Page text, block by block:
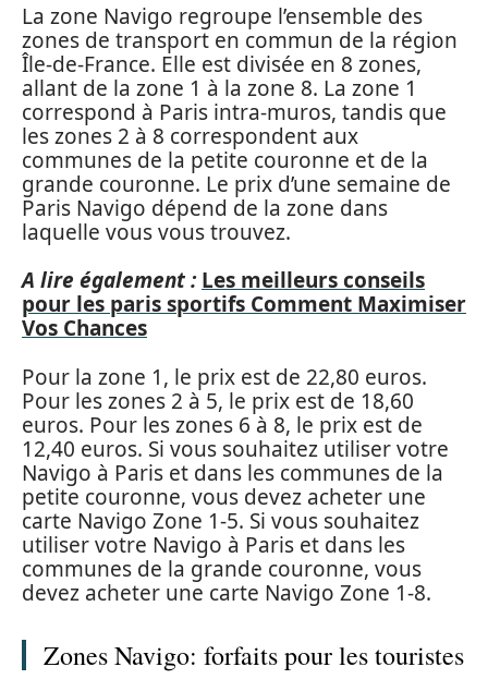
La zone Navigo regroupe l’ensemble des
zones de transport en commun de la région
Île-de-France. Elle est divisée en 8 zones,
allant de la zone 1 à la zone 8. La zone 1
correspond à Paris intra-muros, tandis que
les zones 2 à 8 correspondent aux
communes de la petite couronne et de la
grande couronne. Le prix d’une semaine de
Paris Navigo dépend de la zone dans
laquelle vous vous trouvez.
A lire également : Les meilleurs conseils
pour les paris sportifs Comment Maximiser
Vos Chances
Pour la zone 1, le prix est de 22,80 euros.
Pour les zones 2 à 5, le prix est de 18,60
euros. Pour les zones 6 à 8, le prix est de
12,40 euros. Si vous souhaitez utiliser votre
Navigo à Paris et dans les communes de la
petite couronne, vous devez acheter une
carte Navigo Zone 1-5. Si vous souhaitez
utiliser votre Navigo à Paris et dans les
communes de la grande couronne, vous
devez acheter une carte Navigo Zone 1-8.
Zones Navigo: forfaits pour les touristes